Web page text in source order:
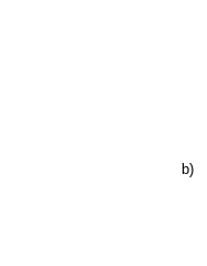
b)